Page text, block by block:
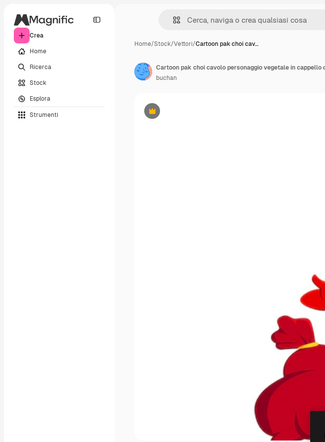
Crea
Home
Ricerca
Stock
Esplora
Strumenti
Home/Stock/Vettori/Cartoon pak choi cav…
Premium
buchan